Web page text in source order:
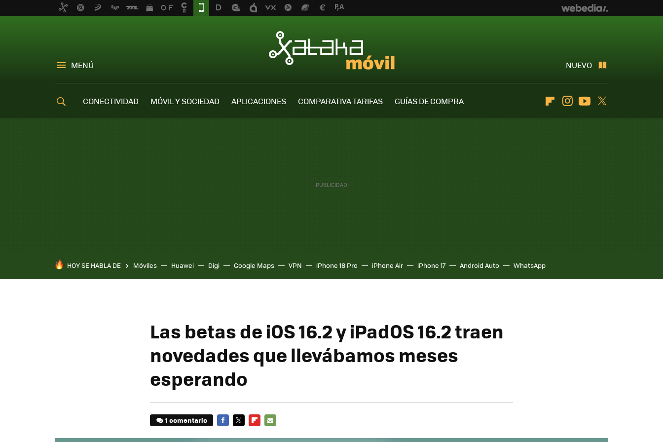
MENÚ NUEVO
CONECTIVIDAD MÓVIL Y SOCIEDAD APLICACIONES COMPARATIVA TARIFAS
GUÍAS DE COMPRA
FlipboardInstagramYoutube
HOY SE HABLA DE Móviles Huawei Digi Google Maps VPN iPhone 18 Pro iPhone Air iPhone 17 Android Auto WhatsApp
Las betas de iOS 16.2 y iPadOS 16.2 traen
novedades que llevábamos meses
esperando
1 comentario